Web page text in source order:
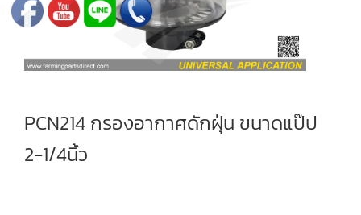
PCN214 กรองอากาศดักฝุ่น ขนาดแป๊ป
2-1/4นิ้ว